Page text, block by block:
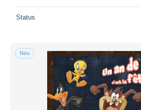
Status
Neu